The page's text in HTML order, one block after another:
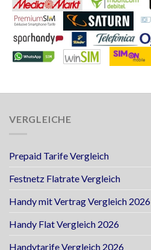
VERGLEICHE
Prepaid Tarife Vergleich
Festnetz Flatrate Vergleich
Handy mit Vertrag Vergleich 2026
Handy Flat Vergleich 2026
Handytarife Vergleich 2026